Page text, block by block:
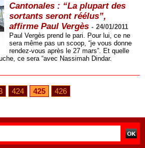
Cantonales : “La plupart des
sortants seront réélus”,
affirme Paul Vergès - 24/01/2011
Paul Vergès prend le pari. Pour lui, ce ne
sera même pas un scoop, “je vous donne
rendez-vous après le 27 mars”. Et quelle
ce sera “avec Nassimah Dindar.
424 425 426